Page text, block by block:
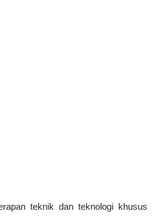
teknik dan teknologi khusus